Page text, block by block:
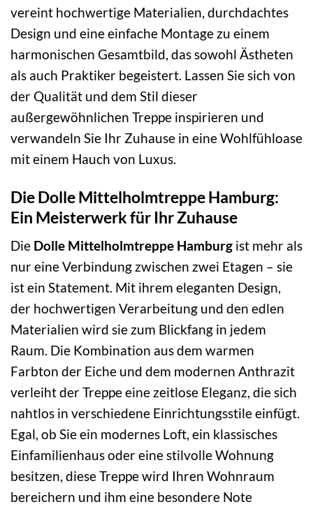
vereint hochwertige Materialien, durchdachtes
Design und eine einfache Montage zu einem
harmonischen Gesamtbild, das sowohl Ästheten
als auch Praktiker begeistert. Lassen Sie sich von
der Qualität und dem Stil dieser
außergewöhnlichen Treppe inspirieren und
verwandeln Sie Ihr Zuhause in eine Wohlfühloase
mit einem Hauch von Luxus.
Die Dolle Mittelholmtreppe Hamburg:
Ein Meisterwerk für Ihr Zuhause
Die Dolle Mittelholmtreppe Hamburg ist mehr als
nur eine Verbindung zwischen zwei Etagen – sie
ist ein Statement. Mit ihrem eleganten Design,
der hochwertigen Verarbeitung und den edlen
Materialien wird sie zum Blickfang in jedem
Raum. Die Kombination aus dem warmen
Farbton der Eiche und dem modernen Anthrazit
verleiht der Treppe eine zeitlose Eleganz, die sich
nahtlos in verschiedene Einrichtungsstile einfügt.
Egal, ob Sie ein modernes Loft, ein klassisches
Einfamilienhaus oder eine stilvolle Wohnung
besitzen, diese Treppe wird Ihren Wohnraum
bereichern und ihm eine besondere Note